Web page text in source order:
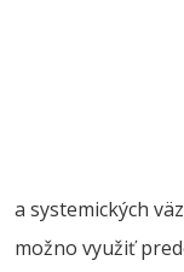
a systemických
možno využiť